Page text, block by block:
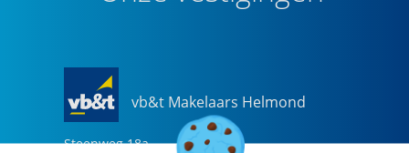
vb&t Makelaars Helmond
Steenweg 18a